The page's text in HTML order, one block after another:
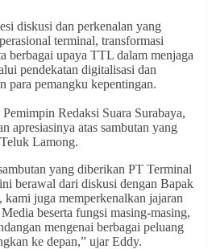
diskusi dan perkenalan yang
terminal, transformasi
berbagai upaya TTL dalam menjaga
pendekatan digitalisasi dan
para pemangku kepentingan.
Redaksi Suara Surabaya,
apresiasinya atas sambutan yang
Lamong.
yang diberikan PT Terminal
berawal dari diskusi dengan Bapak
juga memperkenalkan jajaran
beserta fungsi masing-masing,
mengenai berbagai peluang
ke depan,” ujar Eddy.